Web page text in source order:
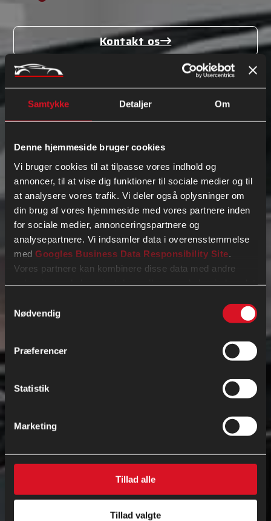
Samtykke Detaljer Om
Denne hjemmeside bruger cookies
Vi bruger cookies til at tilpasse vores indhold og
annoncer, til at vise dig funktioner til sociale medier og til
at analysere vores trafik. Vi deler også oplysninger om
din brug af vores hjemmeside med vores partnere inden
for sociale medier, annonceringspartnere og
analysepartnere. Vi indsamler data i overensstemmelse
med Googles Business Data Responsibility Site
Vores partnere kan kombinere disse data med andre
Nødvendig
Præferencer
Statistik
Marketing
Tillad alle
Tillad valgte
Skriv til os
Kontakt os
Ring nu